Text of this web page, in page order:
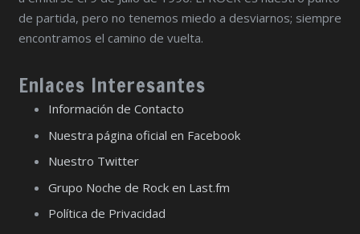
de partida, pero no tenemos miedo a desviarnos; siempre
encontramos el camino de vuelta.
Enlaces Interesantes
Información de Contacto
Nuestra página oficial en Facebook
Nuestro Twitter
Grupo Noche de Rock en Last.fm
Política de Privacidad